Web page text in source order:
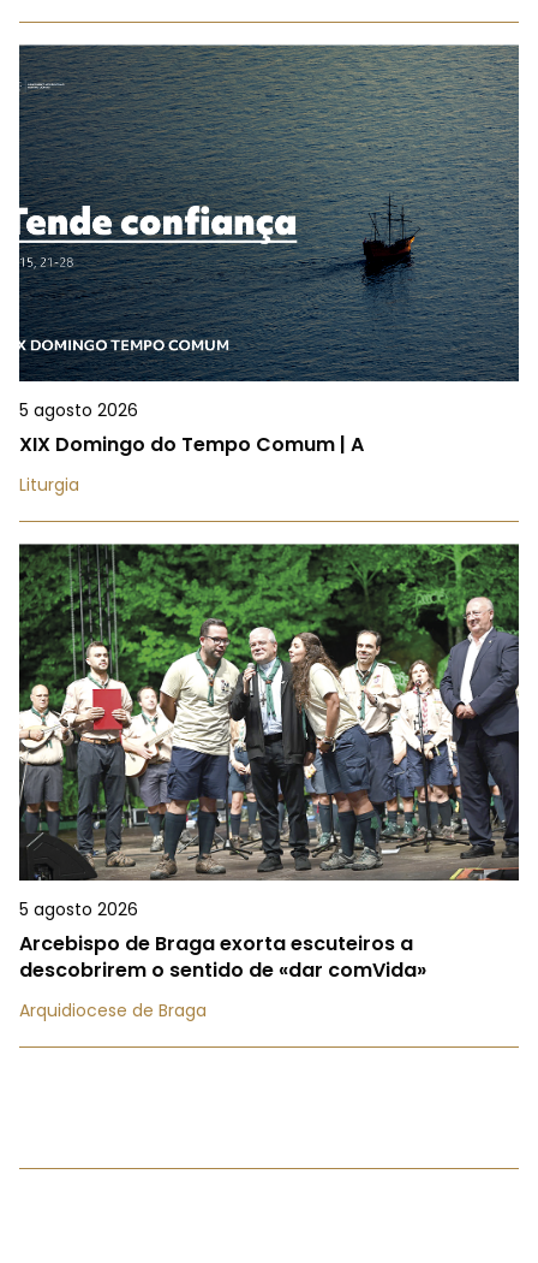
5 agosto 2026
XIX Domingo do Tempo Comum | A
Liturgia
5 agosto 2026
Arcebispo de Braga exorta escuteiros a
descobrirem o sentido de «dar comVida»
Arquidiocese de Braga